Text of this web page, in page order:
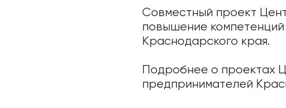
Совместный проект
повышение
Краснодарского края.
Подробнее о проектах
предпринимателей